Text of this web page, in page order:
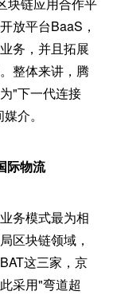
块链应用合作平
放平台BaaS，
务，并且拓展
整体来讲，腾
"下一代连接
介。
际物流
务模式最为相
区块链领域，
这三家，京
采用"弯道超